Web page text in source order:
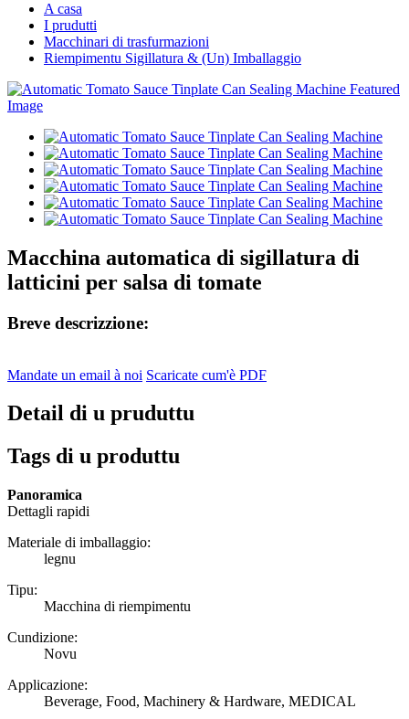
A casa
I prudutti
Macchinari di trasfurmazioni
Riempimentu Sigillatura & (Un) Imballaggio
Macchina automatica di sigillatura di
latticini per salsa di tomate
Breve descrizzione:
Mandate un email à noi Scaricate cum'è PDF
Detail di u pruduttu
Tags di u produttu
Panoramica
Dettagli rapidi
Materiale di imballaggio:
legnu
Tipu:
Macchina di riempimentu
Cundizione:
Novu
Applicazione:
Beverage, Food, Machinery & Hardware, MEDICAL